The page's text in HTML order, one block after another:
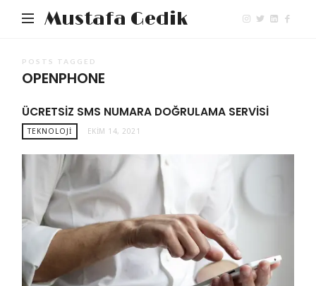
Mustafa Gedik
POSTS TAGGED
OPENPHONE
ÜCRETSIZ SMS NUMARA DOĞRULAMA SERVISI
TEKNOLOJI EKIM 14, 2021